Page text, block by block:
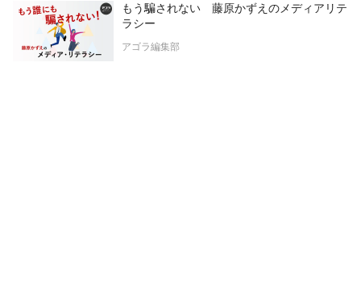
もう騙されない 藤原かずえのメディアリテ
ラシー
アゴラ編集部